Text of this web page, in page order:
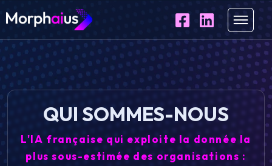
QUI SOMMES-NOUS
L'IA française qui exploite la donnée la
plus sous-estimée des organisations :